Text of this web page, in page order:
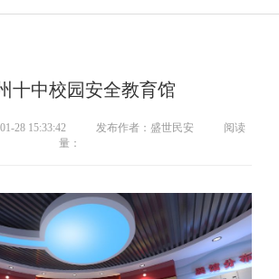
十中校园安全教育馆
28 15:33:42 发布作者：盛世民安
阅读
量：